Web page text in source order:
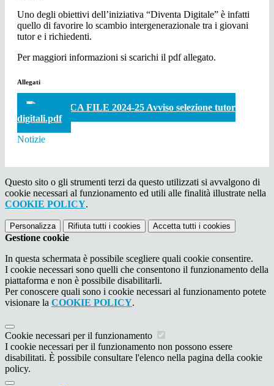
Uno degli obiettivi dell’iniziativa “Diventa Digitale” è infatti
quello di favorire lo scambio intergenerazionale tra i giovani
tutor e i richiedenti.
Per maggiori informazioni si scarichi il pdf allegato.
Allegati
SCARICA FILE 2024-25 Avviso selezione tutor
digitali.pdf
Notizie
Questo sito o gli strumenti terzi da questo utilizzati si avvalgono di
cookie necessari al funzionamento ed utili alle finalità illustrate nella
COOKIE POLICY.
Personalizza Rifiuta tutti i cookies Accetta tutti i cookies
Gestione cookie
In questa schermata è possibile scegliere quali cookie consentire.
I cookie necessari sono quelli che consentono il funzionamento della
piattaforma e non è possibile disabilitarli.
Per conoscere quali sono i cookie necessari al funzionamento potete
visionare la COOKIE POLICY.
Cookie necessari per il funzionamento
I cookie necessari per il funzionamento non possono essere
disabilitati. È possibile consultare l'elenco nella pagina della cookie
policy.